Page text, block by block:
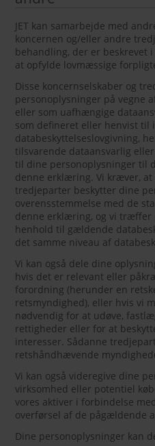
JET kan samarbejde med
koncernen og/eller andre
behandling, der er
at opfylde lovmæssige
Disse koncernselskaber og
personoplysninger på vegne
eller som uafhængige
som defineret eller henvist
databeskyttelseslovgivning,
tilsvarende dataansvarlig
til dine personoplysninger til
denne erklæring. Vi kræver, at
tredjeparter beskytter dine
overensstemmelse med de
denne erklæring, og vi træffer
henhold til gældende
det samme niveau af
Vi kan også dele dine
hvis det er relevant eller
forordning (herunder en
retsmyndighed), eller hvis vi
nødvendig for at udøve,
rettigheder eller for at
interesser. Sådanne
retshåndhævende
Vi kan også videregive dine
virksomhed eller potentiel
vores aktiver i forbindelse
overførsel af de pågældende
Dine personoplysninger kan